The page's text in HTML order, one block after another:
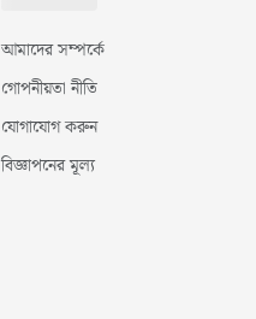
আমাদের সম্পর্কে
গোপনীয়তা নীতি
যোগাযোগ করুন
বিজ্ঞাপনের মূল্য